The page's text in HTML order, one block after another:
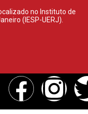
no Instituto de
(IESP-UERJ).